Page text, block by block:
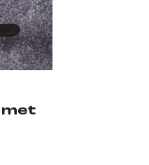
met